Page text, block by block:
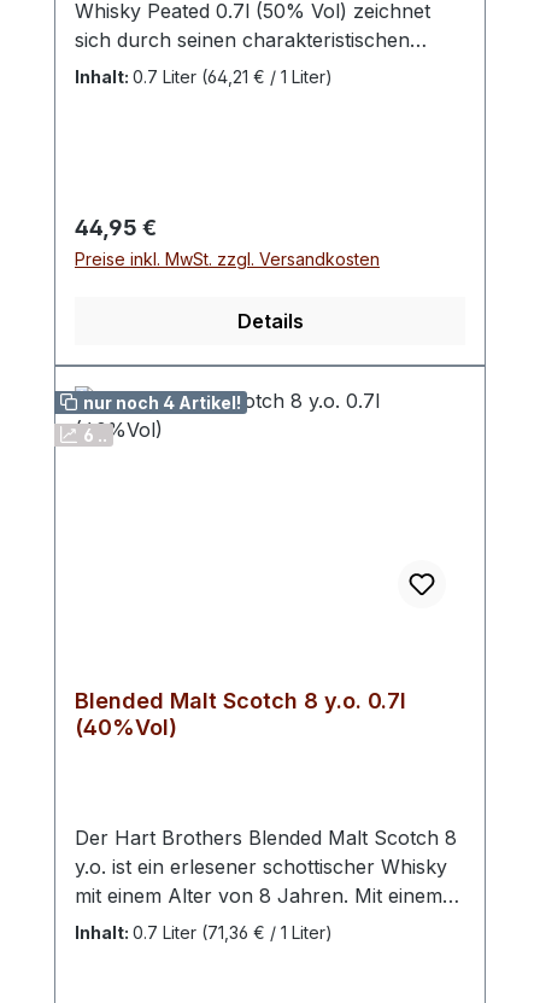
Whisky Peated 0.7l (50% Vol) zeichnet
sich durch seinen charakteristischen
rauchigen Geschmack aus, der von der
Torfrauch, ergänzt durch maritime Noten
und subtile Süße.Die Komplexität und
Reifung und das handwerkliche Können
kräftiger und rauchiger Whiskys, die einen
authentischen Islay-Genuss suchen. Land:
Schottland
Inhalt: 0.7 Liter (64,21 € / 1 Liter)
Regulärer Preis:
44,95 €
Preise inkl. MwSt. zzgl. Versandkosten
Details
nur noch 4 Artikel!
6 ..
Blended Malt Scotch 8 y.o. 0.7l
(40%Vol)
Der Hart Brothers Blended Malt Scotch 8
y.o. ist ein erlesener schottischer Whisky
mit einem Alter von 8 Jahren. Mit einem
Alkoholgehalt von 40% Volumen wird er
Inhalt: 0.7 Liter (71,36 € / 1 Liter)